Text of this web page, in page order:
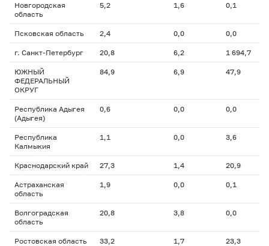
Новгородская
область
5,2 1,6 0,1
Псковская область 2,4 0,0 0,0
г. Санкт-Петербург 20,8 6,2 1 694,7
ЮЖНЫЙ
ФЕДЕРАЛЬНЫЙ
ОКРУГ
84,9 6,9 47,9
Республика Адыгея
(Адыгея)
0,6 0,0 0,0
Республика
Калмыкия
1,1 0,0 3,6
Краснодарский край 27,3 1,4 20,9
Астраханская
область
1,9 0,0 0,1
Волгоградская
область
20,8 3,8 0,0
Ростовская область 33,2 1,7 23,3